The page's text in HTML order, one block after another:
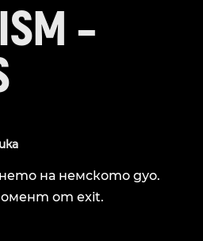
–
на немското дуо.
от exit.